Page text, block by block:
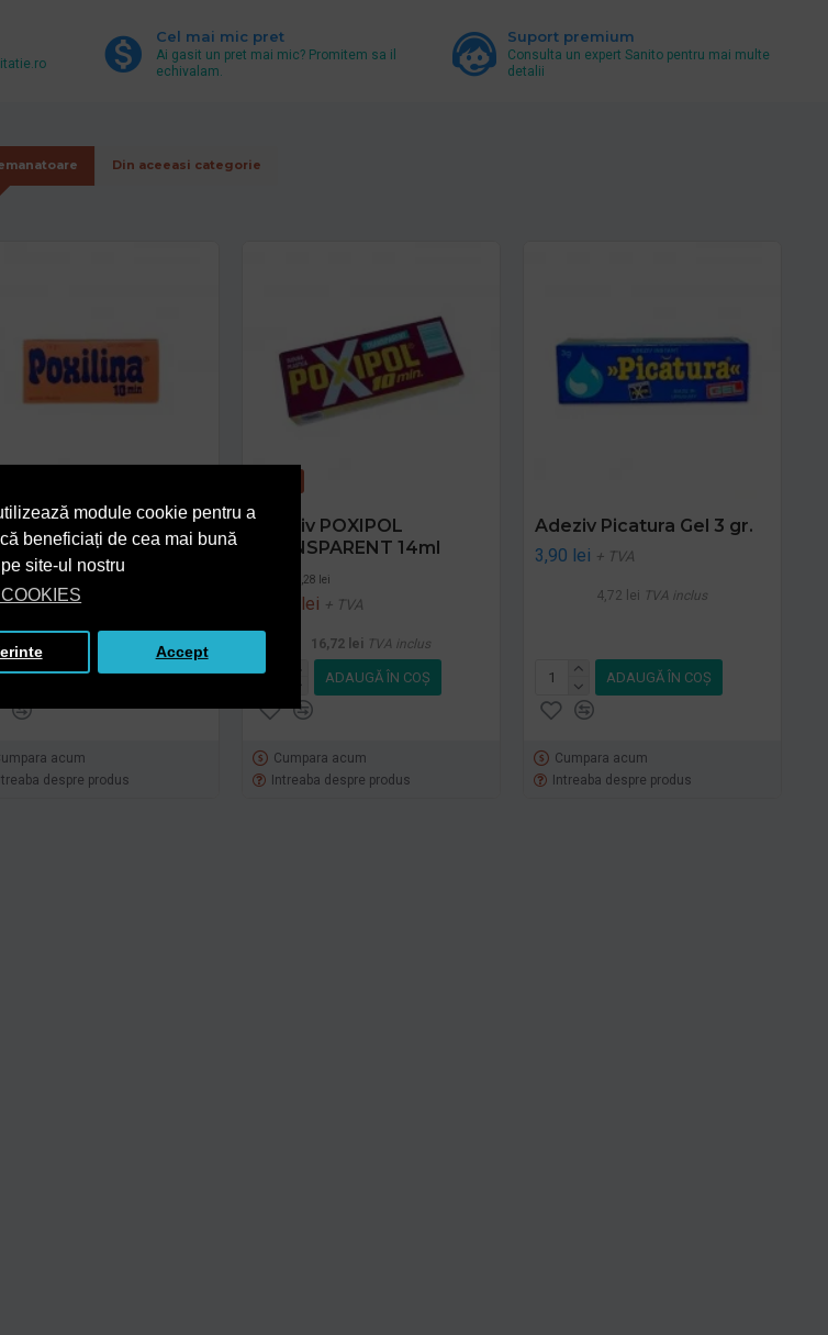
module cookie pentru a
beneficiați de cea mai bună
site-ul nostru
Accept
Cel mai mic pret
Ai gasit un pret mai mic? Promitem sa il
echivalam.
Suport premium
Consulta un expert Sanito pentru mai multe
detalii
Din aceeasi categorie
POXILINA 70g
lei
+ TVA
18,49 lei
ADAUGĂ ÎN COŞ
acum
despre produs
Adeziv POXIPOL
TRANSPARENT 14ml
15,28 lei
13,82 lei + TVA
16,72 lei TVA inclus
ADAUGĂ ÎN COŞ
Cumpara acum
Intreaba despre produs
Adeziv Picatura Gel 3 gr.
3,90 lei + TVA
4,72 lei TVA inclus
ADAUGĂ ÎN COŞ
Cumpara acum
Intreaba despre produs